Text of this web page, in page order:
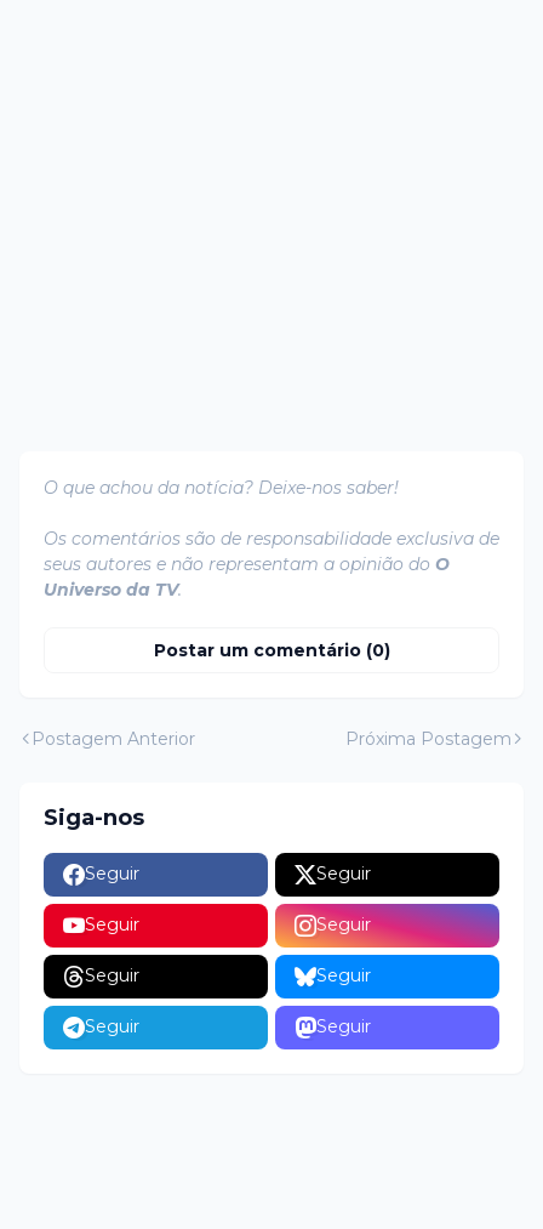
O que achou da notícia? Deixe-nos saber!
Os comentários são de responsabilidade exclusiva de
seus autores e não representam a opinião do O
Universo da TV.
Postar um comentário (0)
Postagem Anterior Próxima Postagem
Siga-nos
Seguir Seguir
Seguir Seguir
Seguir Seguir
Seguir Seguir